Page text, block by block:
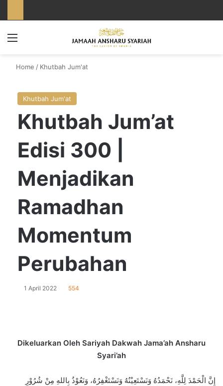
Home / Khutbah Jum'at
Khutbah Jum'at
Khutbah Jum’at
Edisi 300 |
Menjadikan
Ramadhan
Momentum
Perubahan
1 April 2022 554
Dikeluarkan Oleh Sariyah Dakwah Jama’ah Ansharu
Syari’ah
إِنَّ الْحَمْدَ لِلَّهِ، نَحْمَدُهُ وَنَسْتَعِيْنُهُ وَنَسْتَغْفِرُهُ، وَنَعُوْذُ بِاللهِ مِنْ شُرُوْرِ